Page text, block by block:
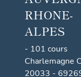
RHONE-
ALPES
- 101 cours
Charlemagne
20033 -